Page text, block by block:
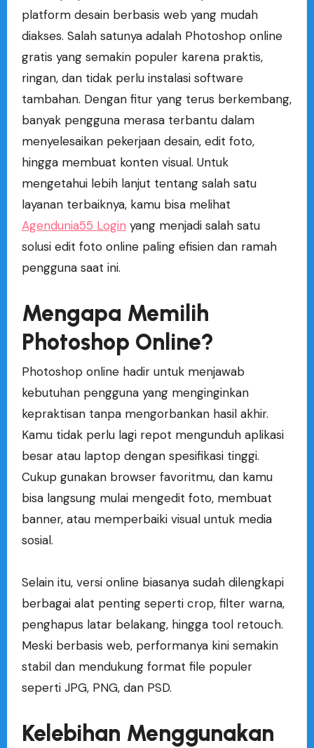
platform desain berbasis web yang mudah
diakses. Salah satunya adalah Photoshop online
gratis yang semakin populer karena praktis,
ringan, dan tidak perlu instalasi software
tambahan. Dengan fitur yang terus berkembang,
banyak pengguna merasa terbantu dalam
menyelesaikan pekerjaan desain, edit foto,
hingga membuat konten visual. Untuk
mengetahui lebih lanjut tentang salah satu
layanan terbaiknya, kamu bisa melihat
Agendunia55 Login yang menjadi salah satu
solusi edit foto online paling efisien dan ramah
pengguna saat ini.
Mengapa Memilih
Photoshop Online?
Photoshop online hadir untuk menjawab
kebutuhan pengguna yang menginginkan
kepraktisan tanpa mengorbankan hasil akhir.
Kamu tidak perlu lagi repot mengunduh aplikasi
besar atau laptop dengan spesifikasi tinggi.
Cukup gunakan browser favoritmu, dan kamu
bisa langsung mulai mengedit foto, membuat
banner, atau memperbaiki visual untuk media
sosial.
Selain itu, versi online biasanya sudah dilengkapi
berbagai alat penting seperti crop, filter warna,
penghapus latar belakang, hingga tool retouch.
Meski berbasis web, performanya kini semakin
stabil dan mendukung format file populer
seperti JPG, PNG, dan PSD.
Kelebihan Menggunakan